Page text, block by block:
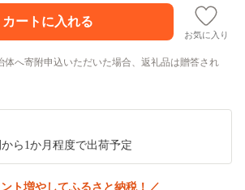
お気に入り
体へ寄附申込いただいた場合、返礼品は贈答され
ら1か月程度で出荷予定
ト増やしてふるさと納税！／